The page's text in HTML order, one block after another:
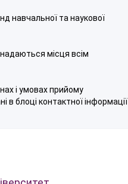
навчальної та наукової
місця всім
і умовах прийому
в блоці контактної інформації